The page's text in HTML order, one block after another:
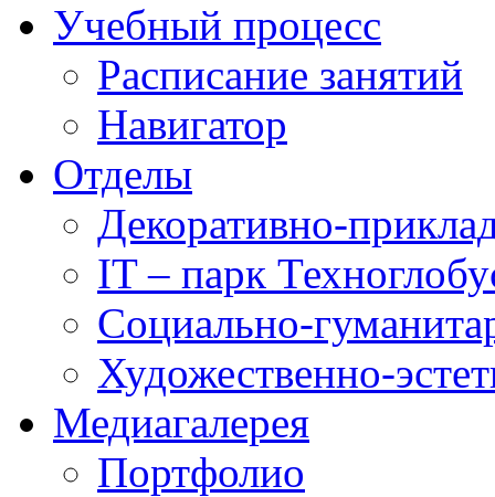
Учебный процесс
Расписание занятий
Навигатор
Отделы
Декоративно-
IT – парк
Социально-
Художественно-
Медиагалерея
Портфолио